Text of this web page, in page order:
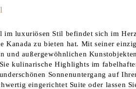
im luxuriösen Stil befindet sich im
Kanada zu bieten hat. Mit seiner
und außergewöhnlichen
kulinarische Highlights im
Sonnenuntergang auf
eingerichtet Suite oder lassen